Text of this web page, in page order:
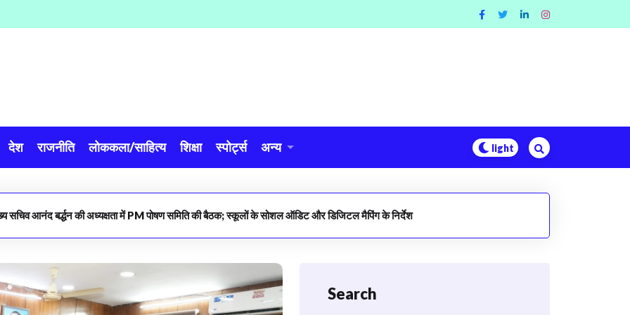
देश राजनीति लोककला/साहित्य शिक्षा स्पोर्ट्स अन्य
सचिव आनंद बर्द्धन की अध्यक्षता में PM पोषण समिति की बैठक; स्कूलों के सोशल ऑडिट और डिजिटल मैपिंग के निर्देश
Search